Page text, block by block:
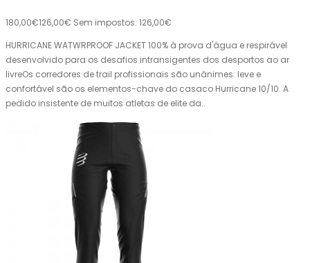
180,00€126,00€ Sem impostos: 126,00€
HURRICANE WATWRPROOF JACKET 100% à prova d'água e respirável
desenvolvido para os desafios intransigentes dos desportos ao ar
livreOs corredores de trail profissionais são unânimes: leve e
confortável são os elementos-chave do casaco Hurricane 10/10. A
pedido insistente de muitos atletas de elite da..